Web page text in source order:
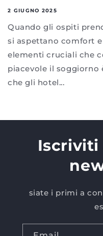
2 GIUGNO 2025
Quando gli ospiti
si aspettano comfort
elementi cruciali che
piacevole il soggiorno
che gli hotel...
Iscriviti
siate i primi a